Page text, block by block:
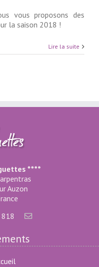
vous proposons des
la saison 2018 !
Lire la suite
****
Auzon